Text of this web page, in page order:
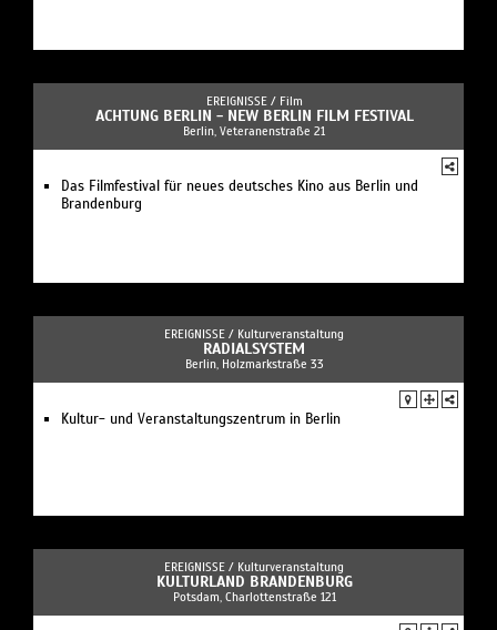
EREIGNISSE / Film
ACHTUNG BERLIN - NEW BERLIN FILM FESTIVAL
Berlin, Veteranenstraße 21
Das Filmfestival für neues deutsches Kino aus Berlin und
Brandenburg
EREIGNISSE / Kulturveranstaltung
RADIALSYSTEM
Berlin, Holzmarkstraße 33
Kultur- und Veranstaltungszentrum in Berlin
EREIGNISSE / Kulturveranstaltung
KULTURLAND BRANDENBURG
Potsdam, Charlottenstraße 121